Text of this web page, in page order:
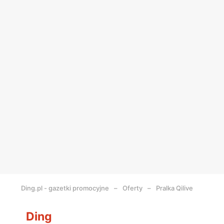
Ding.pl - gazetki promocyjne Oferty Pralka Qilive
Ding